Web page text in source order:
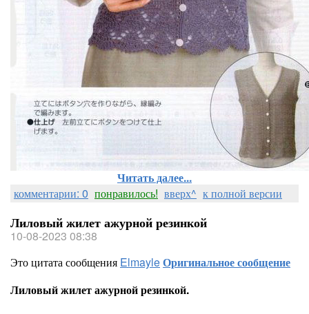
Читать далее...
комментарии: 0 понравилось! вверх^ к полной версии
Лиловый жилет ажурной резинкой
10-08-2023 08:38
Это цитата сообщения ElmayleОригинальное сообщение
Лиловый жилет ажурной резинкой.